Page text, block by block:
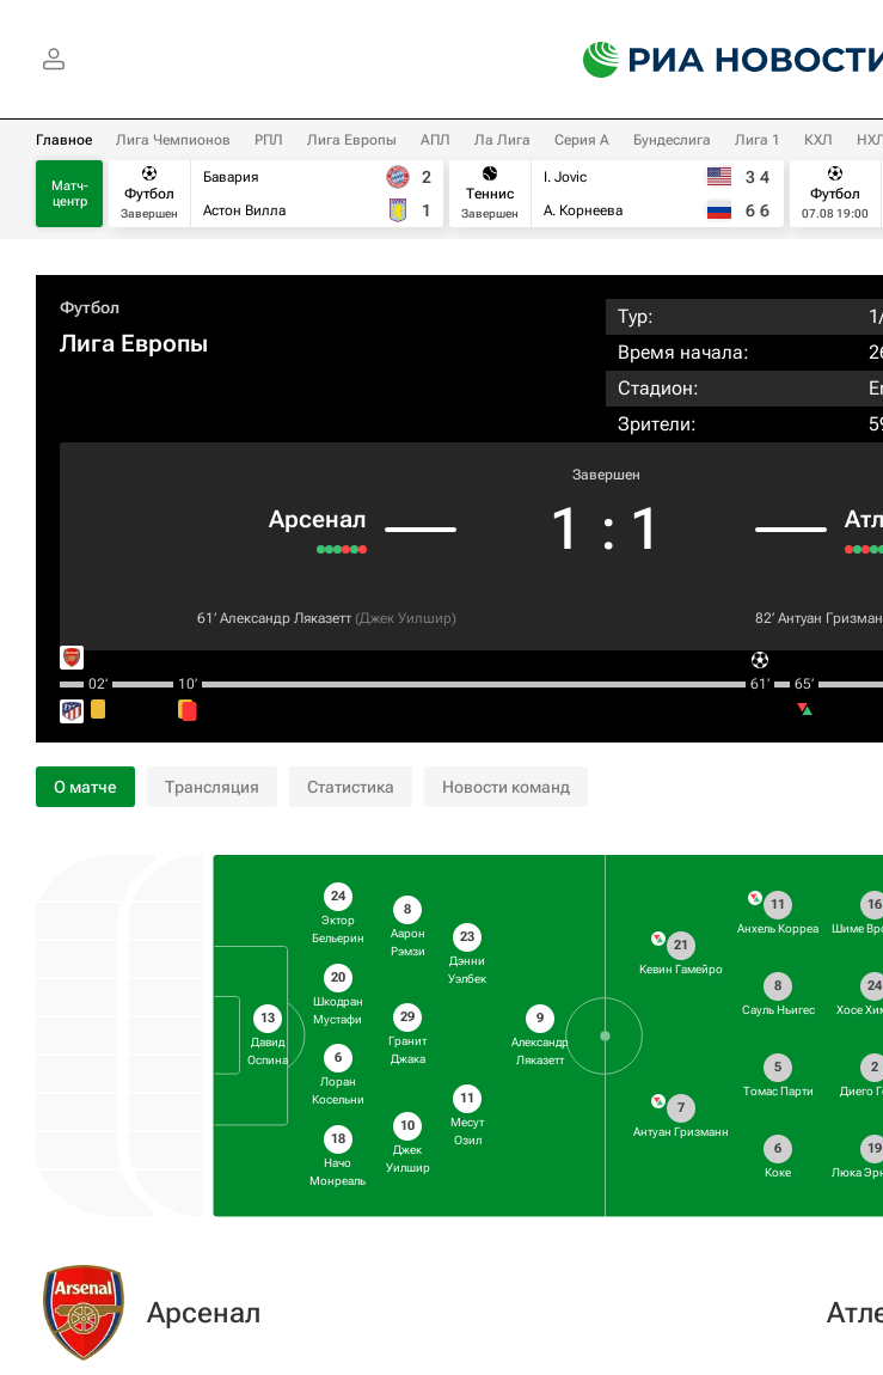
Главное Лига Чемпионов РПЛ Лига Европы АПЛ Ла Лига Серия А Бундеслига Лига 1 КХЛ
Матч-
центр
Футбол
Завершен
Бавария
Астон Вилла
2
1
Теннис
Завершен
I. Jovic
А. Корнеева
3 4
6 6
Футбол
07.08 19:00
Футбол
Лига Европы
Тур:
Время начала:
Стадион:
Зрители:
Арсенал
Завершен
1 : 1
61‎’‎ Александр Ляказетт (Джек Уилшир) 82‎’‎ Антуан
02‎’‎ 10‎’‎ 61‎’‎ 65‎’‎
О матче Трансляция Статистика Новости команд
13
Давид
Оспина
24
Эктор
Бельерин
20
Шкодран
Мустафи
6
Лоран
Косельни
18
Начо
Монреаль
8
Аарон
Рэмзи
29
Гранит
Джака
10
Джек
Уилшир
23
Дэнни
Уэлбек
11
Месут
Озил
9
Александр
Ляказетт
16
Шиме
24
Хосе
2
Диего
19
Люка
11
Анхель Корреа
8
Сауль Ньигес
5
Томас Парти
6
Коке
21
Кевин Гамейро
7
Антуан Гризманн
Арсенал